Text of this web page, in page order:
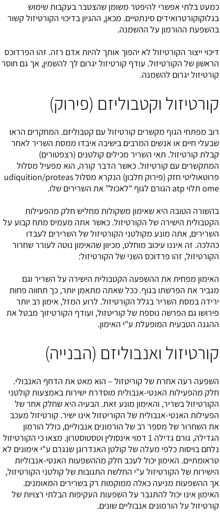
כמעט בלתי אפשרי להיפטר משומן שהצטבר בעקבות שימוש
בגלוקוקורטרואידים סינתטיים. מכאן, ההגיון בדיכוי הקורטיזול קשור
בהשפעת ההורמון על ההשמנה.
דיכוי ייצור הקורטיזול לא יהפוך אותך להיות אדם רזה. זהו הפרדוכס
הראשון של הקורטיזול. עודף קורטיזול יגרום לך להשמין, אך גם חוסר
קורטיזול יגרום להשמנה.
קורטיזול וקטבוליזם (פירוק)
רוב מפתחי הגוף מקשרים קורטיזול עם קטבוליזם. המחקרים הראו
שבעלי חיים או אנשים המרבים בישיבה איבדו ממסת השריר לאחר
קבלת קורטיזול. תאי השריר מכילים קולטנים (רצפטורים)
המתקשרים עם קורטיזול. כאשר הדבר קורה, הוא מפעיל מסלול
פרוטאוליטי חזק (פירוק חלבון) הנקרא מסלול udiquition/proteas
ome תלוי atp הגורם לגוף "לאכול" את השרירים שלו.
בהשורה הטובה היא שאימון משקולות מחליש חלק מהפעילות
הקטבולית הישירה של הקורטיזול. כאשר אתה מעמיס מתח קבוע על
השרירים, אתה מונע מקולטני הקורטיזול של השרירים לעבדו
כהלכה. זה איננו עיכוב מוחלט, מכיוון שהאימון נוטה לעורר שחרור
הקורטיזול, זהו פרדוכס השני של הקורטיזול:
האימון מפחית את ההשפעה הקטבולית הישירה על השריר וגם
מגביר את הפרשתו בגוף. ככל שאתה מתאמן יותר, כך תחווה פחות
ירידה במסת השריר בגלל הקורטיזול. לרוע המזל, אימון רב יותר
פירושו גם הפרשה נוספת של קוריטזול, ועודף הקורטיזוך מבטל את
ההגנה הטבעית המופעלת ע"י האימון.
קורטיזול ואנבוליזם (הבנייה)
השפעה רעה אחרת של קוריטזול – הוא מאט את הדחף האנבולי.
חלק מהפעילות האנטי-אנבולית מוסדרת ישירות באמצעות קולטני
הקורטיזול בשריר, והאימון מונע זאת. הבעיה היא שחלק אחר של
הפעילות האנטי-אנבולית של הקוריטזול אינו ישיר. קורטיזול מעכב
את השחרור של מספר רב של הורמונים אנבוליים, כולל הורמון
הגדילה, גורם גדילה 1 דמוי אינסולין וטסטוסטרון. מצאו כי הקורטיזול
נלחם בויסות כלפי מעלה של קולטן האנדרוגן שנגרם ע"י אימונים לא
טראומתיים. האימון יכול לעכב חלק מההשפעות האנטי-אנבוליות
הישירות של הקורטיזול ע"י החלשת התגובות של קולטני הקורטיזול,
אך ההשפעות מניעה כאלה ממוקמות רק בשרירים המאומנים.
האימון אינו יכול להתגבר על השפעות העקיפות הבלתי רצויות של
קורטיזול על הורמונים אנבוליים שונים.